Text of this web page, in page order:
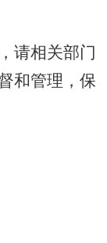
请相关部门
和管理，保